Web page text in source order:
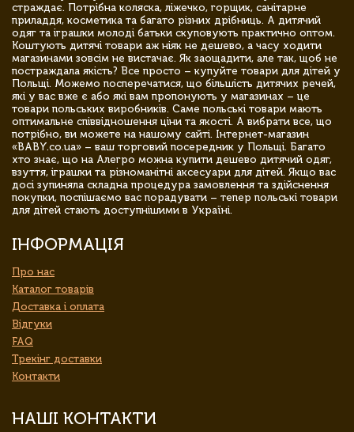
страждає. Потрібна коляска, ліжечко, горщик, санітарне
приладдя, косметика та багато різних дрібниць. А дитячий
одяг та іграшки молоді батьки скуповують практично оптом.
Коштують дитячі товари аж ніяк не дешево, а часу ходити
магазинами зовсім не вистачає. Як заощадити, але так, щоб не
постраждала якість? Все просто – купуйте товари для дітей у
Польщі. Можемо посперечатися, що більшість дитячих речей,
які у вас вже є або які вам пропонують у магазинах – це
товари польських виробників. Саме польські товари мають
оптимальне співвідношення ціни та якості. А вибрати все, що
потрібно, ви можете на нашому сайті. Інтернет-магазин
«BABY.co.ua» – ваш торговий посередник у Польщі. Багато
хто знає, що на Алегро можна купити дешево дитячий одяг,
взуття, іграшки та різноманітні аксесуари для дітей. Якщо вас
досі зупиняла складна процедура замовлення та здійснення
покупки, поспішаємо вас порадувати – тепер польські товари
для дітей стають доступнішими в Україні.
ІНФОРМАЦІЯ
Про нас
Каталог товарів
Доставка і оплата
Відгуки
FAQ
Трекінг доставки
Контакти
НАШІ КОНТАКТИ